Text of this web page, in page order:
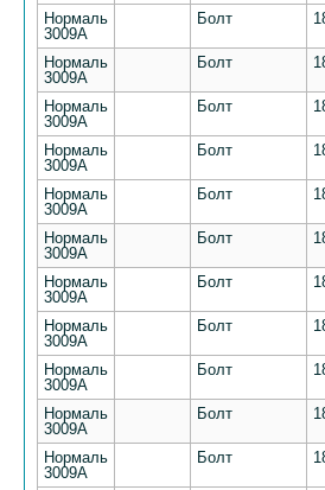
Нормаль
3009А
Болт
Нормаль
3009А
Болт
Нормаль
3009А
Болт
Нормаль
3009А
Болт
Нормаль
3009А
Болт
Нормаль
3009А
Болт
Нормаль
3009А
Болт
Нормаль
3009А
Болт
Нормаль
3009А
Болт
Нормаль
3009А
Болт
Нормаль
3009А
Болт